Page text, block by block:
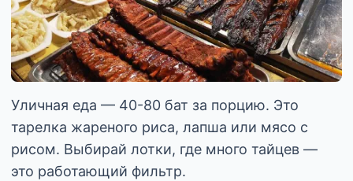
Уличная еда — 40-80 бат за порцию. Это
тарелка жареного риса, лапша или мясо с
рисом. Выбирай лотки, где много тайцев —
это работающий фильтр.